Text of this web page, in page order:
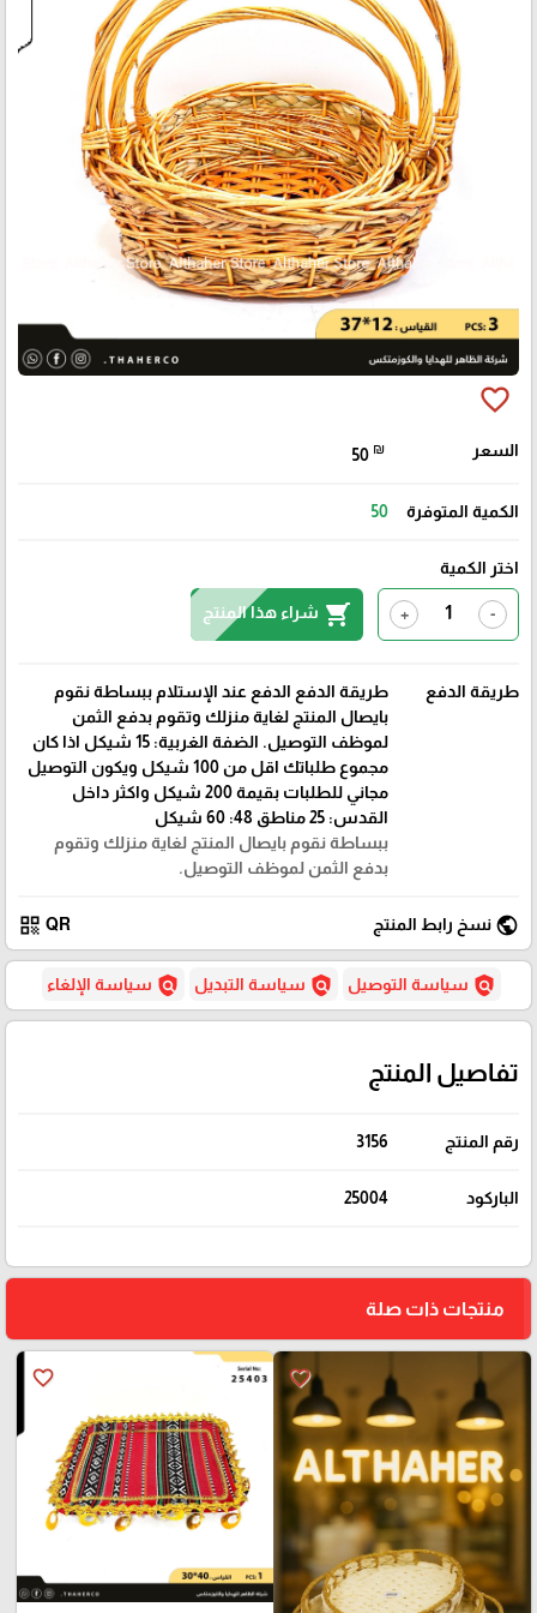
favorite_border
السعر 50 ₪
الكمية المتوفرة 50
اختر الكمية
-
+
shopping_cart شراء هذا المنتج
طريقة الدفع
طريقة الدفع الدفع عند الإستلام ببساطة نقوم
بايصال المنتج لغاية منزلك وتقوم بدفع الثمن
لموظف التوصيل. الضفة الغربية: 15 شيكل اذا كان
مجموع طلباتك اقل من 100 شيكل ويكون التوصيل
مجاني للطلبات بقيمة 200 شيكل واكثر داخل
القدس: 25 مناطق 48: 60 شيكل
ببساطة نقوم بايصال المنتج لغاية منزلك وتقوم
بدفع الثمن لموظف التوصيل.
public نسخ رابط المنتج QR
qr_code
policy سياسة التوصيل policy سياسة التبديل policy سياسة الإلغاء
تفاصيل المنتج
رقم المنتج 3156
الباركود 25004
منتجات ذات صلة
favorite_border
favorite_border